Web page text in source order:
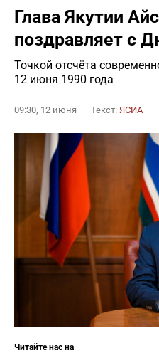
Глава Якутии
поздравляет с
Точкой отсчёта
12 июня 1990 года
09:30, 12 июня Текст: ЯСИА
Читайте нас на